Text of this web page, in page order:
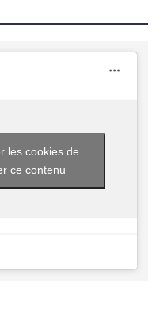
les cookies de
ce contenu